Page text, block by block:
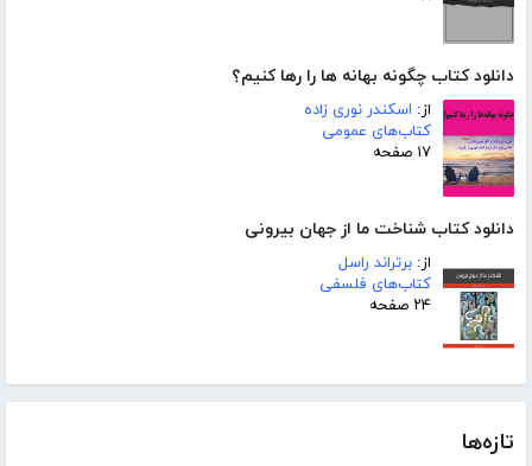
دانلود کتاب چگونه بهانه ها را رها کنیم؟
از: اسکندر نوری زاده
کتاب‌های عمومی
۱۷ صفحه
دانلود کتاب شناخت ما از جهان بیرونی
از: برتراند راسل
کتاب‌های فلسفی
۲۴ صفحه
تازه‌ها